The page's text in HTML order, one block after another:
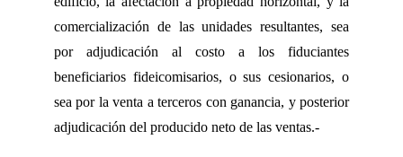
comercialización de las unidades resultantes, sea
por adjudicación al costo a los fiduciantes
beneficiarios fideicomisarios, o sus cesionarios, o
sea por la venta a terceros con ganancia, y posterior
adjudicación del producido neto de las ventas.-